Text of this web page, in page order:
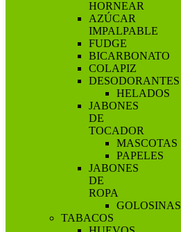
HORNEAR
AZÚCAR
IMPALPABLE
FUDGE
BICARBONATO
COLAPIZ
DESODORANTES
HELADOS
JABONES
DE
TOCADOR
MASCOTAS
PAPELES
JABONES
DE
ROPA
GOLOSINAS
TABACOS